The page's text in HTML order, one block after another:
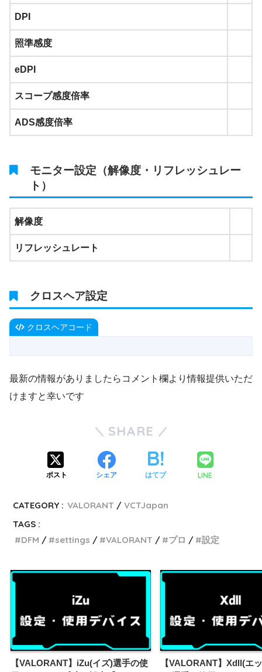
DPI
照準感度
eDPI
スコープ感度倍率
ADS感度倍率
モニター設定（解像度・リフレッシュレー
ト）
解像度
リフレッシュレート
クロスヘア設定
クロスヘアコード
最新の情報がありましたらコメント欄より情報提供いただ
けますと幸いです
SHARE
ポスト シェア はてブ LINE
CATEGORY : VALORANT
VCTJapan
TAGS :
DFM
settings VALORANT プロ 設定
【VALORANT】iZu(イズ)選手の使
【VALORANT】Xdll(エ